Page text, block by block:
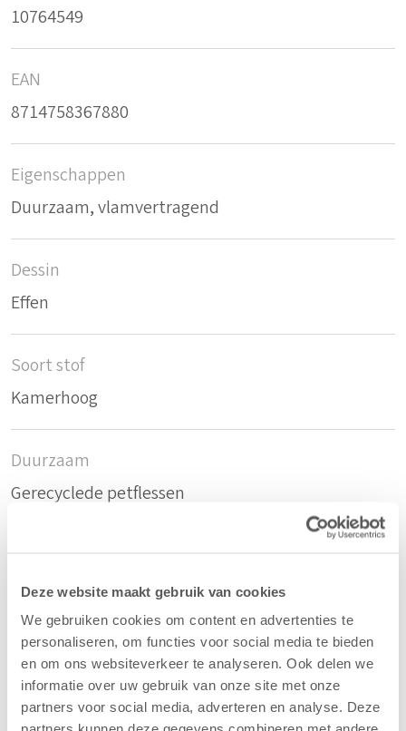
Deze website maakt gebruik van cookies
We gebruiken cookies om content en advertenties te
personaliseren, om functies voor social media te bieden
en om ons websiteverkeer te analyseren. Ook delen we
informatie over uw gebruik van onze site met onze
partners voor social media, adverteren en analyse. Deze
10764549
EAN
8714758367880
Eigenschappen
Duurzaam, vlamvertragend
Dessin
Effen
Soort stof
Kamerhoog
Duurzaam
Gerecyclede petflessen
70%rPET/30%PES
Kleur
Donker Blauw - 49